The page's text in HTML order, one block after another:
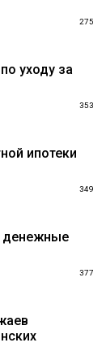
275
уходу за
353
ипотеки
349
денежные
377